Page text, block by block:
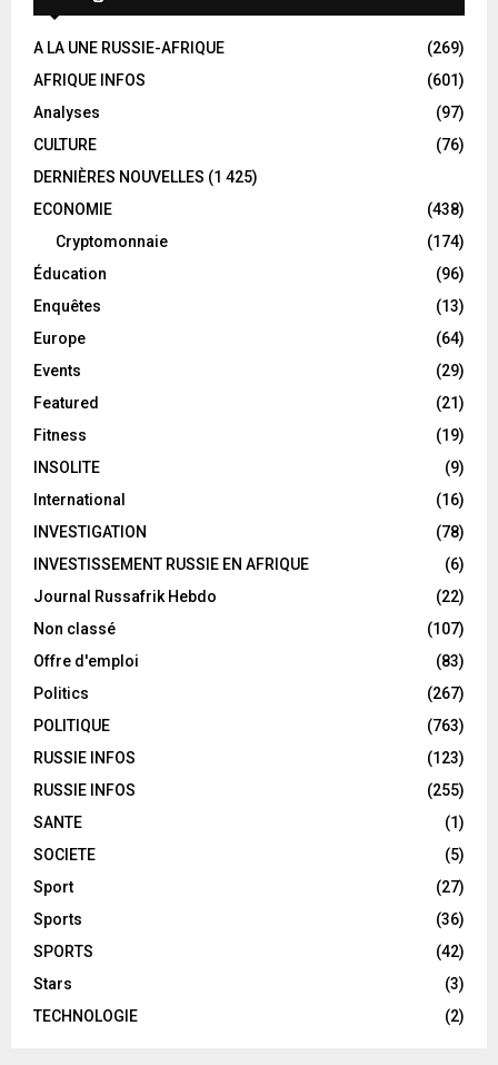
A LA UNE RUSSIE-AFRIQUE
(269)
AFRIQUE INFOS
(601)
Analyses
(97)
CULTURE
(76)
DERNIÈRES NOUVELLES (1 425)
ECONOMIE
(438)
Cryptomonnaie
(174)
Éducation
(96)
Enquêtes
(13)
Europe
(64)
Events
(29)
Featured
(21)
Fitness
(19)
INSOLITE
(9)
International
(16)
INVESTIGATION
(78)
INVESTISSEMENT RUSSIE EN AFRIQUE
(6)
Journal Russafrik Hebdo
(22)
Non classé
(107)
Offre d'emploi
(83)
Politics
(267)
POLITIQUE
(763)
RUSSIE INFOS
(123)
RUSSIE INFOS
(255)
SANTE
(1)
SOCIETE
(5)
Sport
(27)
Sports
(36)
SPORTS
(42)
Stars
(3)
TECHNOLOGIE
(2)